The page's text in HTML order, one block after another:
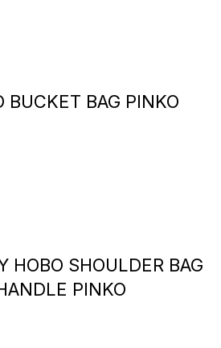
BUCKET BAG PINKO
HOBO SHOULDER BAG
PINKO